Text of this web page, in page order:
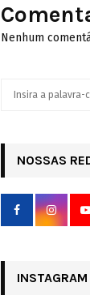
Nenhum
r
NOSSAS
INSTAGRAM